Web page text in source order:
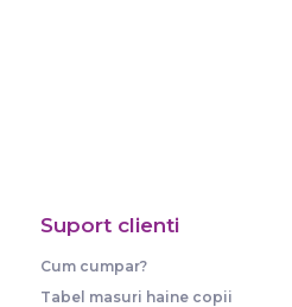
Suport clienti
Cum cumpar?
Tabel masuri haine copii